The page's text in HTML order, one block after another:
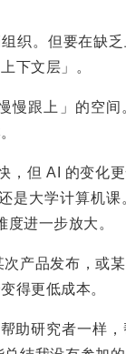
织。但要在缺
下文层」。
慢跟上」的空
但 AI 的变化
是大学计算机
进一步放大。
产品发布，或
得更低成本。
助研究者一样